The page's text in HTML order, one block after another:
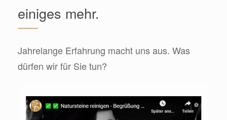
einiges mehr.
Jahrelange Erfahrung macht uns aus. Was
dürfen wir für Sie tun?